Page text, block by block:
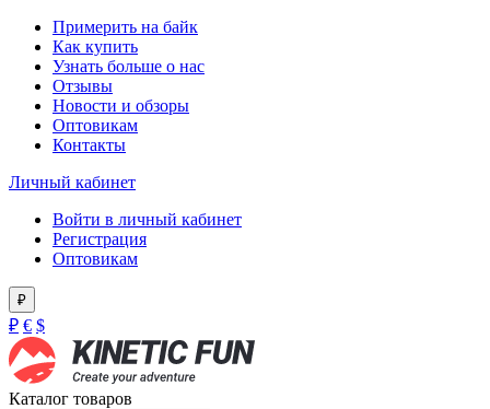
Примерить на байк
Как купить
Узнать больше о нас
Отзывы
Новости и обзоры
Оптовикам
Контакты
Личный кабинет
Войти в личный кабинет
Регистрация
Оптовикам
₽
₽ € $
Каталог товаров